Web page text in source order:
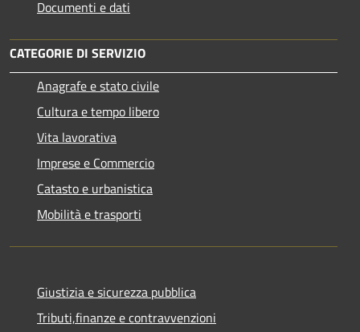
Documenti e dati
CATEGORIE DI SERVIZIO
Anagrafe e stato civile
Cultura e tempo libero
Vita lavorativa
Imprese e Commercio
Catasto e urbanistica
Mobilità e trasporti
Giustizia e sicurezza pubblica
Tributi,finanze e contravvenzioni